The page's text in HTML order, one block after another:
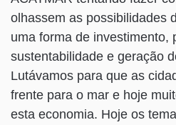
olhassem as possibilidades
uma forma de investimento,
sustentabilidade e geração
Lutávamos para que as
frente para o mar e hoje
esta economia. Hoje os